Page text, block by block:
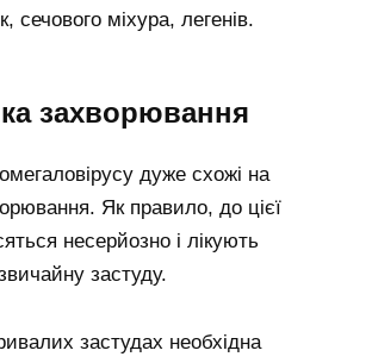
сечового міхура, легенів.
захворювання
дуже схожі на
Як правило, до цієї
несерйозно і лікують
застуду.
застудах необхідна